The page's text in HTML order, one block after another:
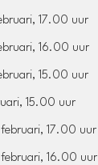
17.00 uur
16.00 uur
15.00 uur
15.00 uur
februari, 17.00 uur
februari, 16.00 uur